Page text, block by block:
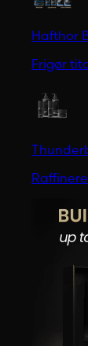
Hafthor
Frigør